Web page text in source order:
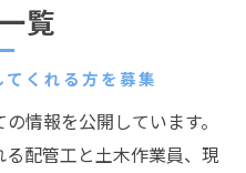
くれる方を募集
覧
情報を公開しています。
配管工と土木作業員、現